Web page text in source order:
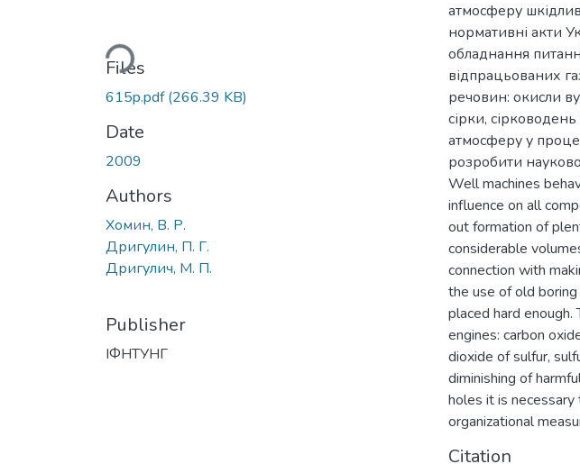
Loading...
Files
615p.pdf(266.39 KB)
Date
2009
Authors
Хомин, В. Р.
Дригулин, П. Г.
Дригулич, М. П.
Publisher
ІФНТУНГ
атмосферу
нормативні акти
обладнання
відпрацьованих
речовин: окисли
сірки,
атмосферу у
розробити
Well machines
influence on all
out formation of
considerable
connection with
the use of old
placed hard
engines: carbon
dioxide of sulfur,
diminishing of
holes it is
organizational
Citation